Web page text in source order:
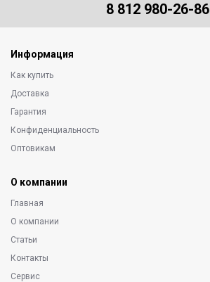
8 812 980-26-86
Информация
Как купить
Доставка
Гарантия
Конфиденциальность
Оптовикам
О компании
Главная
О компании
Статьи
Контакты
Сервис